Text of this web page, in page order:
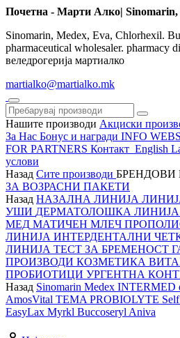
Почетна - Марти Алко|
Sinomarin, Medex, Eva, Chlorhexil.
pharmaceutical wholesaler. pharmacy
веледрогерија мартиалко
martialko@martialko.mk
Нашите производи Акциски
За Нас Бонус и награди INFO
FOR PARTNERS Контакт English
услови
Назад Сите производи БРЕНДОВИ
ЗА ВОЗРАСНИ ПАКЕТИ
Назад НАЗАЛНА ЛИНИЈА
УШИ ДЕРМАТОЛОШКА ЛИНИЈА
МЕД МАТИЧЕН МЛЕЧ
ЛИНИЈА ИНТЕРДЕНТАЛНИ
ЛИНИЈА ТЕСТ ЗА БРЕМЕНОСТ
ПРОИЗВОДИ КОЗМЕТИКА
ПРОБИОТИЦИ УРГЕНТНА
Назад Sinomarin Medex INTERMED
AmosVital TEMA PROBIOLYTE
EasyLax Myrkl Buccoseryl Aniva